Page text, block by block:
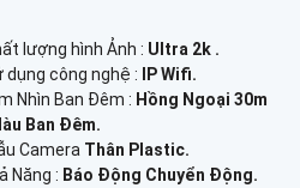
lượng hình Ảnh : Ultra 2k .
dụng công nghệ :
IP Wifi.
Nhìn Ban Đêm : Hồng Ngoại 30m
Ban Đêm.
Camera Thân Plastic.
Năng : Báo Động Chuyển Động.